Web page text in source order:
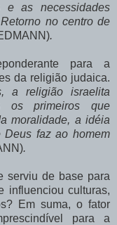
as necessidades
no centro de
.
para a
da religião judaica.
a religião israelita
os primeiros que
moralidade, a idéia
faz ao homem
.
serviu de base para
influenciou culturas,
Em suma, o fator
para a